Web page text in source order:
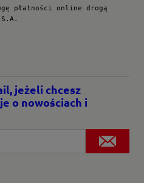
płatności online drogą
jeżeli chcesz
o nowościach i